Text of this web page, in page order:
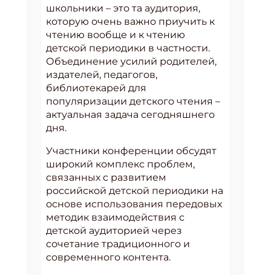
школьники – это та аудитория,
которую очень важно приучить к
чтению вообще и к чтению
детской периодики в частности.
Объединение усилий родителей,
издателей, педагогов,
библиотекарей для
популяризации детского чтения –
актуальная задача сегодняшнего
дня.
Участники конференции обсудят
широкий комплекс проблем,
связанных с развитием
российской детской периодики на
основе использования передовых
методик взаимодействия с
детской аудиторией через
сочетание традиционного и
современного контента.